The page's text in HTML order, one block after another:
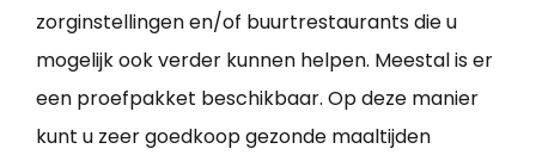
zorginstellingen en/of buurtrestaurants die u
mogelijk ook verder kunnen helpen. Meestal is er
een proefpakket beschikbaar. Op deze manier
kunt u zeer goedkoop gezonde maaltijden